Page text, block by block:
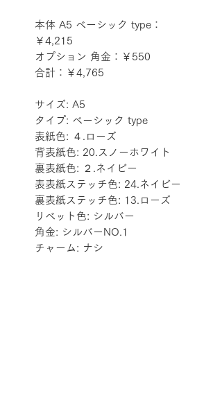
本体 A5 ベーシック type：
￥4,215
オプション 角金：￥550
合計：￥4,765
サイズ: A5
タイプ: ベーシック type
表紙色: ４.ローズ
背表紙色: 20.スノーホワイト
裏表紙色: ２.ネイビー
表表紙ステッチ色: 24.ネイビー
裏表紙ステッチ色: 13.ローズ
リベット色: シルバー
角金: シルバーNO.1
チャーム: ナシ